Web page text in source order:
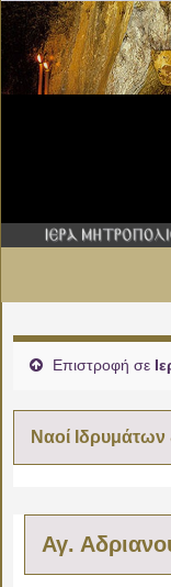
Επιστροφή σε
Ναοί
Αγ.